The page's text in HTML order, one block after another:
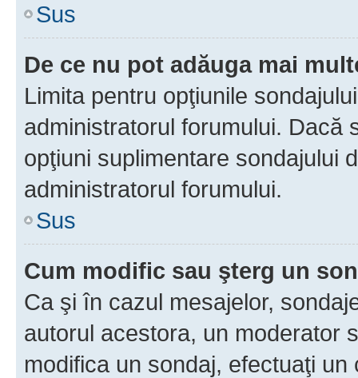
Sus
De ce nu pot adăuga mai
Limita pentru opţiunile
administratorul forumului. Dacă
opţiuni suplimentare sondajului
administratorul forumului.
Sus
Cum modific sau şterg un
Ca şi în cazul mesajelor,
autorul acestora, un moderator
modifica un sondaj, efectuaţi